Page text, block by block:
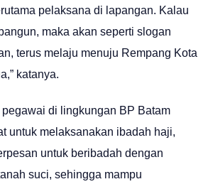
pelaksana di lapangan. Kalau
maka akan seperti slogan
terus melaju menuju Rempang Kota
katanya.
di lingkungan BP Batam
untuk melaksanakan ibadah haji,
untuk beribadah dengan
suci, sehingga mampu